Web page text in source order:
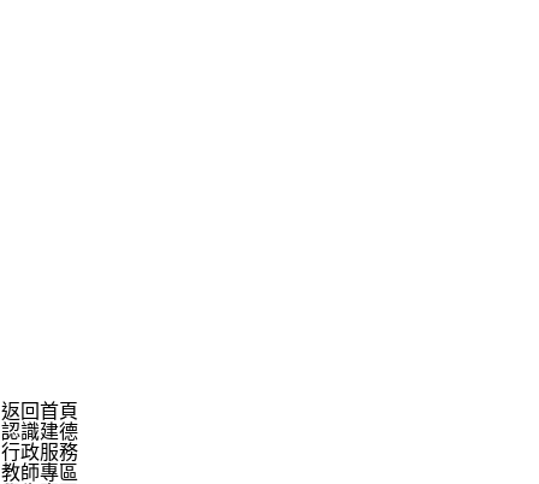
返回首頁
認識建德
行政服務
教師專區